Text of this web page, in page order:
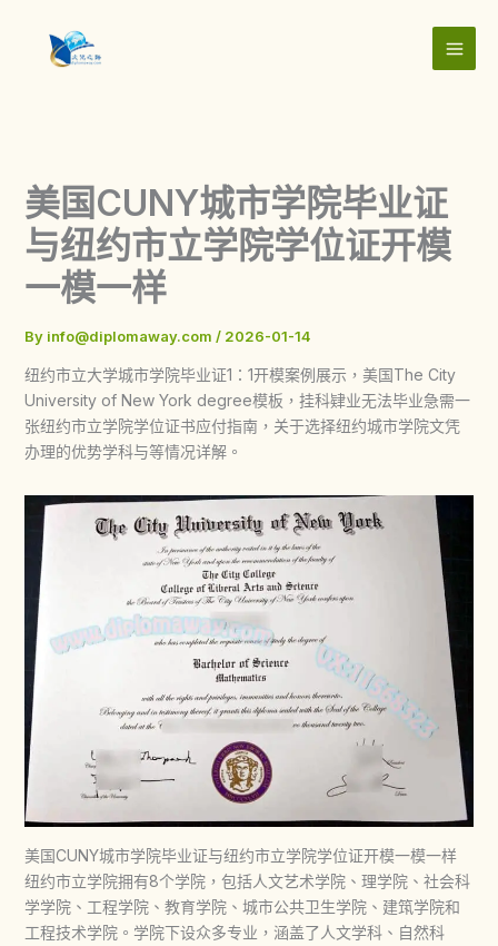
content
美国CUNY城市学院毕业证
与纽约市立学院学位证开模
一模一样
By info@diplomaway.com / 2026-01-14
纽约市立大学城市学院毕业证1：1开模案例展示，美国The City
University of New York degree模板，挂科肄业无法毕业急需一
张纽约市立学院学位证书应付指南，关于选择纽约城市学院文凭
办理的优势学科与等情况详解。
美国CUNY城市学院毕业证与纽约市立学院学位证开模一模一样
纽约市立学院拥有8个学院，包括人文艺术学院、理学院、社会科
学学院、工程学院、教育学院、城市公共卫生学院、建筑学院和
工程技术学院。学院下设众多专业，涵盖了人文学科、自然科